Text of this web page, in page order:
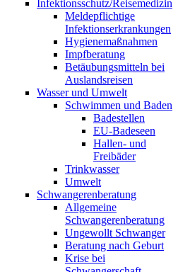
Infektionsschutz/Reisemedizin
Meldepflichtige
Infektionserkrankungen
Hygienemaßnahmen
Impfberatung
Betäubungsmitteln bei
Auslandsreisen
Wasser und Umwelt
Schwimmen und Baden
Badestellen
EU-Badeseen
Hallen- und
Freibäder
Trinkwasser
Umwelt
Schwangerenberatung
Allgemeine
Schwangerenberatung
Ungewollt Schwanger
Beratung nach Geburt
Krise bei